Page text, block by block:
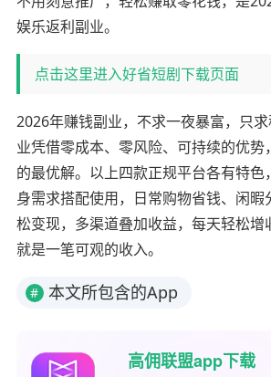
娱乐返利副业。
点击这里进入好省短剧下载页面
2026年赚钱副业，不求一夜暴富，只
业凭借零成本、零风险、可持续的优势
的最优解。以上四款正规平台各有特色
身需求搭配使用，日常购物省钱、闲暇
松变现，多渠道叠加收益，每天轻松增
就是一笔可观的收入。
# 本文所包含的App
高佣联盟app下载